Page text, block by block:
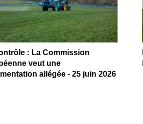
: La Commission
veut une
allégée - 25 juin 2026